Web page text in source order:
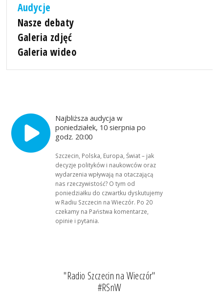
Audycje
Nasze debaty
Galeria zdjęć
Galeria wideo
Najbliższa audycja w
poniedziałek, 10 sierpnia po
godz. 20:00
Szczecin, Polska, Europa, Świat – jak
decyzje polityków i naukowców oraz
wydarzenia wpływają na otaczającą
nas rzeczywistość? O tym od
poniedziałku do czwartku dyskutujemy
w Radiu Szczecin na Wieczór. Po 20
czekamy na Państwa komentarze,
opinie i pytania.
"Radio Szczecin na Wieczór"
#RSnW